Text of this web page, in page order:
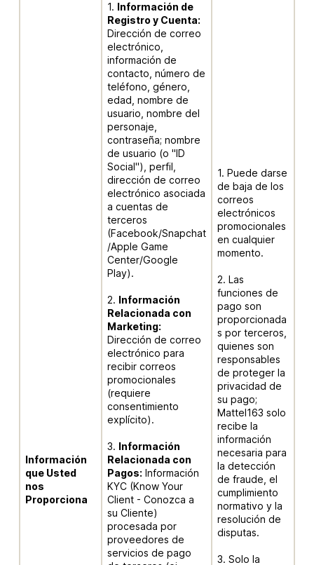
Información
que Usted
nos
Proporciona
1. Información de
Registro y Cuenta:
Dirección de correo
electrónico,
información de
contacto, número de
teléfono, género,
edad, nombre de
usuario, nombre del
personaje,
contraseña; nombre
de usuario (o "ID
Social"), perfil,
dirección de correo
electrónico asociada
a cuentas de
terceros
(Facebook/Snapchat
/Apple Game
Center/Google
Play).
2. Información
Relacionada con
Marketing:
Dirección de correo
electrónico para
recibir correos
promocionales
(requiere
consentimiento
explícito).
3. Información
Relacionada con
Pagos: Información
KYC (Know Your
Client - Conozca a
su Cliente)
procesada por
proveedores de
servicios de pago
1. Puede darse
de baja de los
correos
electrónicos
promocionales
en cualquier
momento.
2. Las
funciones de
pago son
proporcionada
s por terceros,
quienes son
responsables
de proteger la
privacidad de
su pago;
Mattel163 solo
recibe la
información
necesaria para
la detección
de fraude, el
cumplimiento
normativo y la
resolución de
disputas.
3. Solo la